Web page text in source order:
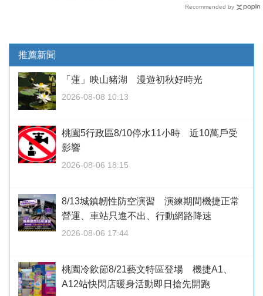
Recommended by
推薦新聞
「蓮」映山豬湖 漫遊初秋好時光
2026-08-08 10:13
桃園5行政區8/10停水11小時 近10萬戶受
影響
2026-08-06 18:15
8/13城鎮韌性防空演習 演練期間機捷正常
營運、車站只進不出、行動網路降速
2026-08-06 17:44
桃園冷飲節8/21藝文特區登場 機捷A1、
A12站快閃店暖身活動即日搶先開跑